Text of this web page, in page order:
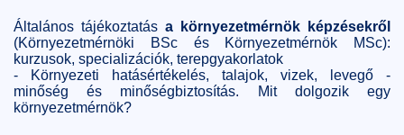
Általános tájékoztatás a környezetmérnök képzésekről
(Környezetmérnöki BSc és Környezetmérnök MSc):
kurzusok, specializációk, terepgyakorlatok
- Környezeti hatásértékelés, talajok, vizek, levegő -
minőség és minőségbiztosítás. Mit dolgozik egy
környezetmérnök?